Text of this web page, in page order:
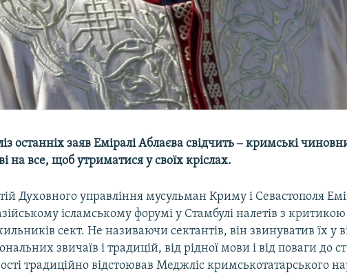
останніх заяв Еміралі Аблаєва свідчить ‒ кримські
на все, щоб утриматися у своїх кріслах.
Духовного управління мусульман Криму і Севастополя
ісламському форумі у Стамбулі налетів з
сект. Не називаючи сектантів, він звинуватив їх у
звичаїв і традицій, від рідної мови і від поваги до
традиційно відстоював Меджліс кримськотатарського